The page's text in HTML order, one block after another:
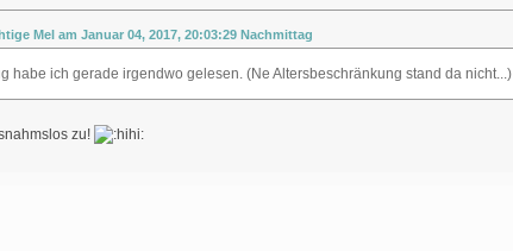
Mel am Januar 04, 2017, 20:03:29 Nachmittag
habe ich gerade irgendwo gelesen. (Ne Altersbeschränkung stand da nicht...)
zu!